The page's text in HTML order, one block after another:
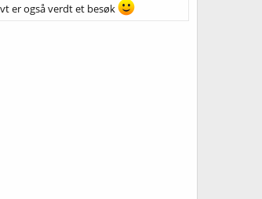
er også verdt et besøk